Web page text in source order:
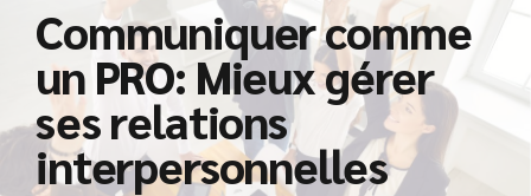
Communiquer comme
un PRO: Mieux gérer
ses relations
interpersonnelles